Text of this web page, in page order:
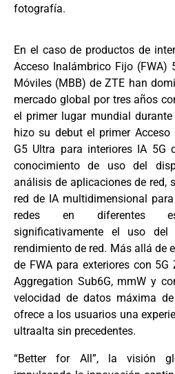
fotografía.
En el caso de productos de
Acceso Inalámbrico Fijo (FWA)
Móviles (MBB) de ZTE han
mercado global por tres años
el primer lugar mundial
hizo su debut el primer
G5 Ultra para interiores IA 5G
conocimiento de uso del
análisis de aplicaciones de red,
red de IA multidimensional
redes en diferentes
significativamente el uso
rendimiento de red. Más allá de
de FWA para exteriores con 5G
Aggregation Sub6G, mmW y
velocidad de datos máxima
ofrece a los usuarios una
ultraalta sin precedentes.
“Better for All”, la visión